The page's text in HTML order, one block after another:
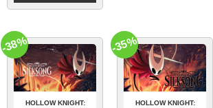
HOLLOW KNIGHT:
-38%
HOLLOW KNIGHT:
-35%